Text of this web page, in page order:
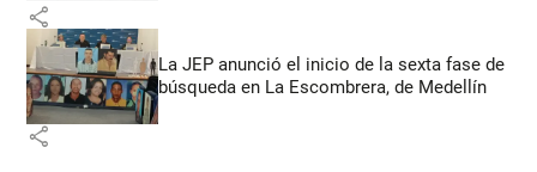
share
La JEP anunció el inicio de la sexta fase de
búsqueda en La Escombrera, de Medellín
share